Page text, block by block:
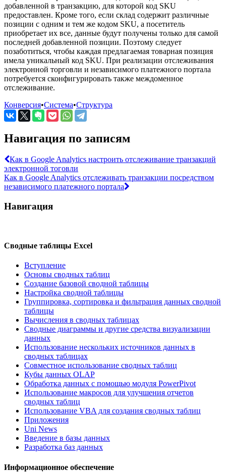
добавленной в транзакцию, для которой код SKU
предоставлен. Кроме того, если склад содержит различные
позиции с одним и тем же кодом SKU, а посетитель
приобретает их все, данные будут получены только для самой
последней добавленной позиции. Поэтому следует
позаботиться, чтобы каждая предлагаемая товарная позиция
имела уникальный код SKU. При реализации отслеживания
электронной торговли и независимого платежного портала
потребуется сконфигурировать также междоменное
отслеживание.
Конверсия•Система•Структура
Навигация по записям
Как в Google Analytics настроить отслеживание транзакций
электронной тоговли
Как в Google Analytics отслеживать транзакции посредством
независимого платежного портала
Навигация
Сводные таблицы Excel
Вступление
Основы сводных таблиц
Создание базовой сводной таблицы
Настройка сводной таблицы
Группировка, сортировка и фильтрация данных сводной
таблицы
Вычисления в сводных таблицах
Сводные диаграммы и другие средства визуализации
данных
Использование нескольких источников данных в
сводных таблицах
Совместное использование сводных таблиц
Кубы данных OLAP
Обработка данных с помощью модуля PowerPivot
Использование макросов для улучшения отчетов
сводных таблиц
Использование VBA для создания сводных таблиц
Приложения
Uni News
Введение в базы данных
Разработка баз данных
Информационное обеспечение